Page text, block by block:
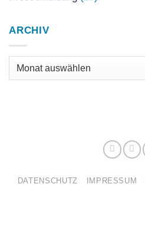
ARCHIV
Archiv
DATENSCHUTZ IMPRESSUM